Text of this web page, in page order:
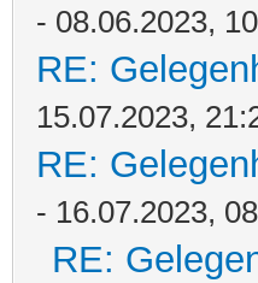
- 08.06.2023,
RE:
15.07.2023,
RE:
- 16.07.2023,
RE: